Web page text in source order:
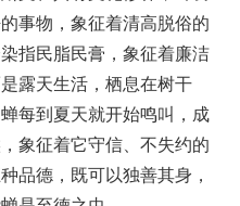
事物，象征着清高脱俗的
指民脂民膏，象征着廉洁
露天生活，栖息在树干
每到夏天就开始鸣叫，成
象征着它守信、不失约的
品德，既可以独善其身，